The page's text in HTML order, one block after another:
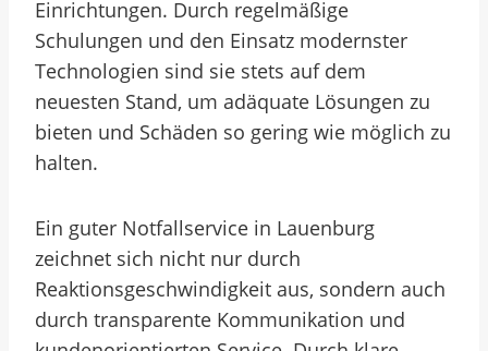
Einrichtungen. Durch regelmäßige
Schulungen und den Einsatz modernster
Technologien sind sie stets auf dem
neuesten Stand, um adäquate Lösungen zu
bieten und Schäden so gering wie möglich zu
halten.
Ein guter Notfallservice in Lauenburg
zeichnet sich nicht nur durch
Reaktionsgeschwindigkeit aus, sondern auch
durch transparente Kommunikation und